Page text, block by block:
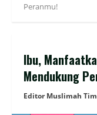
Peranmu!
Ibu,
Mendukung
Editor Muslimah